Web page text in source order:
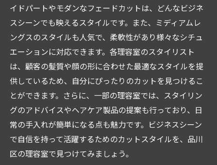
リラックスできるヘッドスパメニュー
マッサージ付きのカットコース
リラクゼーションルームのある理容室
ストレス解消に効果的なメニュー
理容室で受けるアロマセラピー
疲れを癒す特別メニューの紹介
品川区理容室で身も心もリフレッシュする方法
理容室でのトータルケア体験
メンタルケアも考えたリラクゼーションメ
ニュー
イドパートやモダンなフェードカットは、どんなビジネ
スシーンでも映えるスタイルです。また、ミディアムレ
ングスのスタイルも人気で、柔軟性があり様々なシチュ
エーションに対応できます。各理容室のスタイリスト
は、顧客の髪質や顔の形に合わせた最適なスタイルを提
供しているため、自分にぴったりのカットを見つけるこ
とができます。さらに、一部の理容室では、スタイリン
グのアドバイスやヘアケア製品の提案も行っており、日
常の手入れが簡単になる点も魅力です。ビジネスシーン
で自信を持って活躍するためのカットスタイルを、品川
区の理容室で見つけてみましょう。